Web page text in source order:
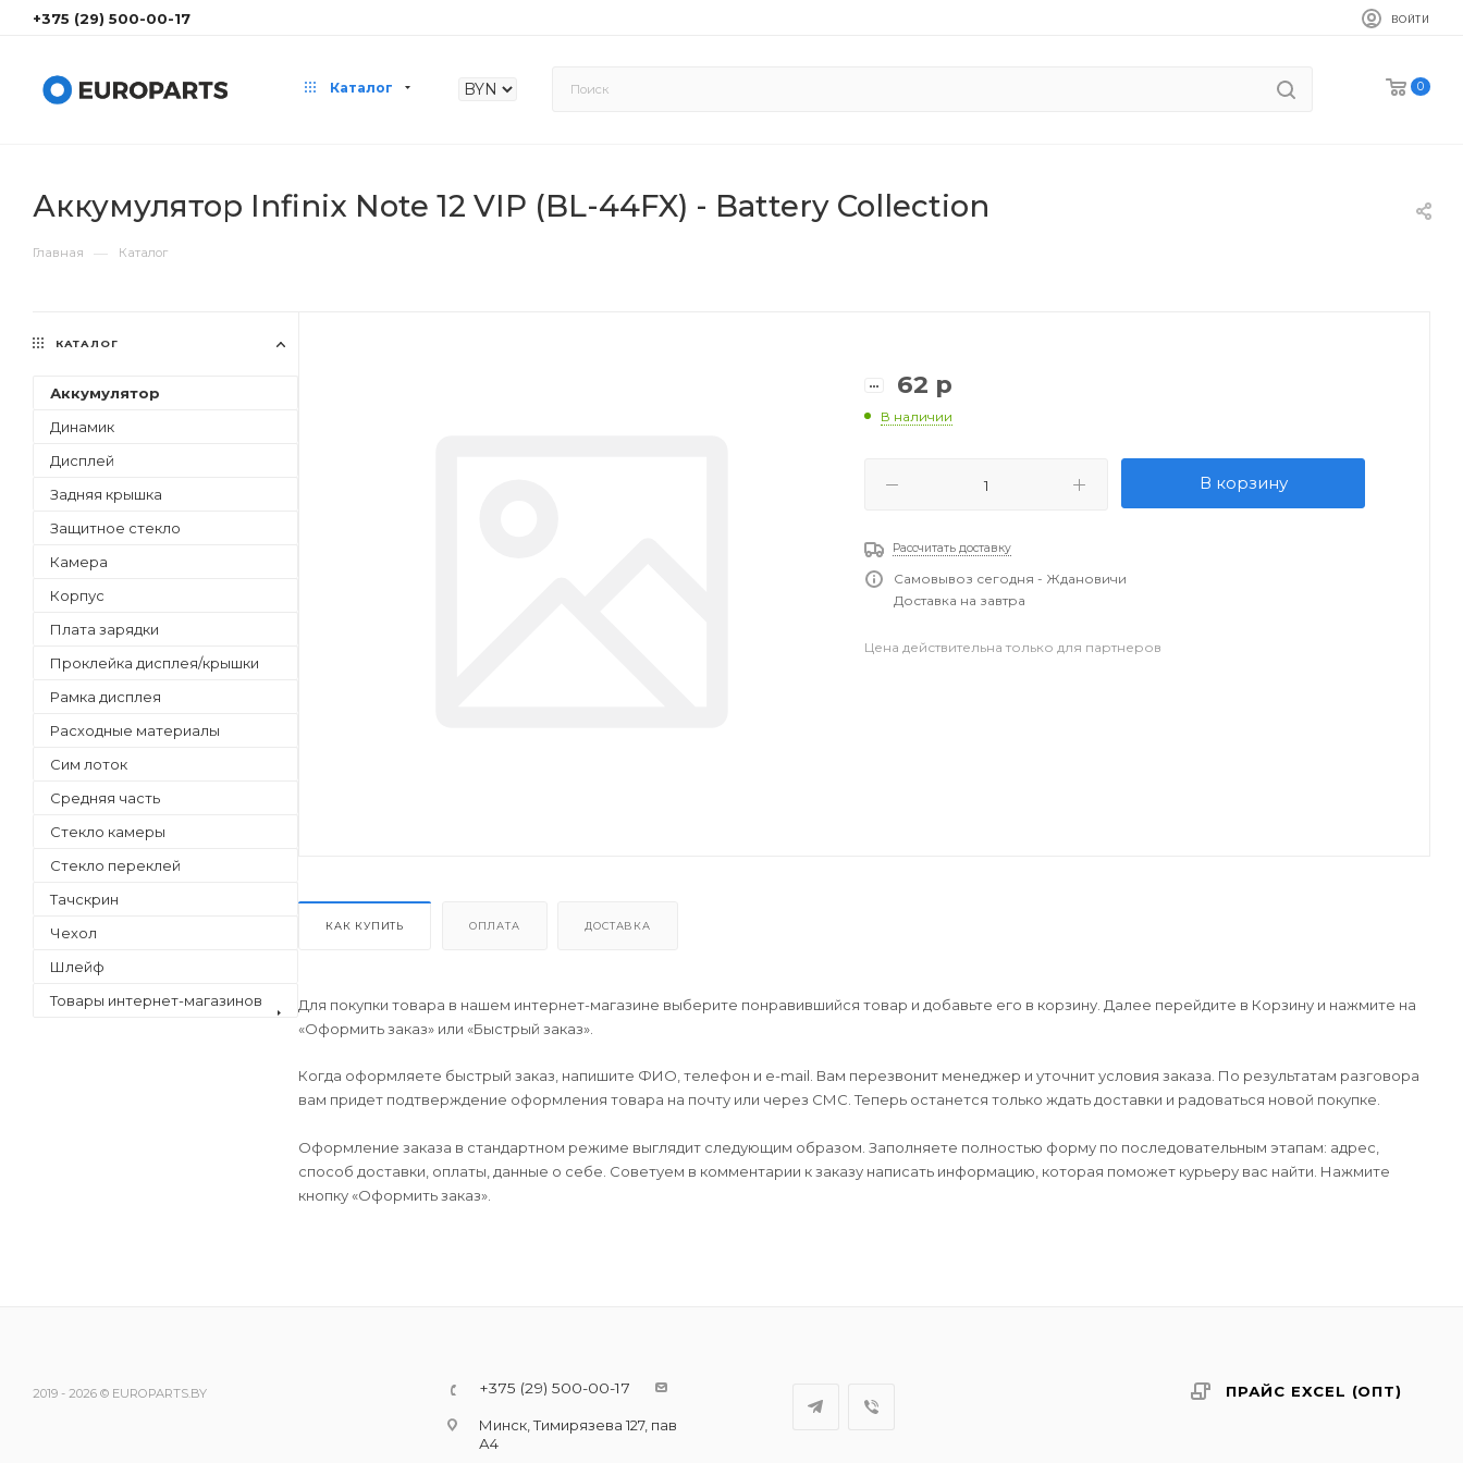
+375 (29) 500-00-17 ВОЙТИ
Каталог 0
Аккумулятор Infinix Note 12 VIP (BL-44FX) - Battery Collection
Главная — Каталог
62 р
В наличии
В корзину
Рассчитать доставку
Самовывоз сегодня - Ждановичи
Доставка на завтра
Цена действительна только для партнеров
КАК КУПИТЬ ОПЛАТА ДОСТАВКА
Для покупки товара в нашем интернет-магазине выберите понравившийся товар и добавьте его в корзину. Далее перейдите в Корзину и нажмите на
«Оформить заказ» или «Быстрый заказ».
Когда оформляете быстрый заказ, напишите ФИО, телефон и e-mail. Вам перезвонит менеджер и уточнит условия заказа. По результатам разговора
вам придет подтверждение оформления товара на почту или через СМС. Теперь останется только ждать доставки и радоваться новой покупке.
Оформление заказа в стандартном режиме выглядит следующим образом. Заполняете полностью форму по последовательным этапам: адрес,
способ доставки, оплаты, данные о себе. Советуем в комментарии к заказу написать информацию, которая поможет курьеру вас найти. Нажмите
кнопку «Оформить заказ».
КАТАЛОГ
Аккумулятор
Динамик
Дисплей
Задняя крышка
Защитное стекло
Камера
Корпус
Плата зарядки
Проклейка дисплея/крышки
Рамка дисплея
Расходные материалы
Сим лоток
Средняя часть
Стекло камеры
Стекло переклей
Тачскрин
Чехол
Шлейф
Товары интернет-магазинов
2019 - 2026 © EUROPARTS.BY +375 (29) 500-00-17
Минск, Тимирязева 127, пав
А4
ПРАЙС EXCEL (ОПТ)